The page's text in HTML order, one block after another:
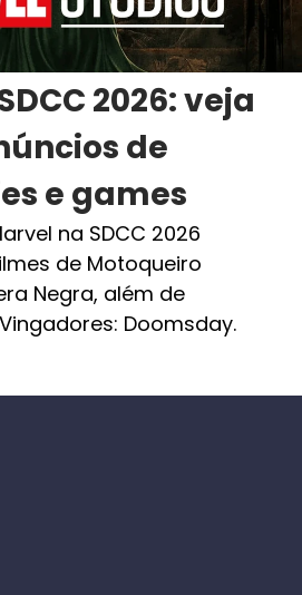
2026: veja
de
e games
na SDCC 2026
de Motoqueiro
Negra, além de
Doomsday.